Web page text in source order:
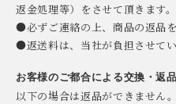
返金処理等）をさせて頂きます。
●必ずご連絡の上、商品の返品を
●返送料は、当社が負担させてい
お客様のご都合による交換・返品
以下の場合は返品ができません